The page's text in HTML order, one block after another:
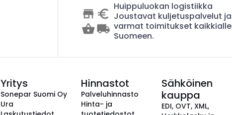
Huippuluokan logistiikka
Joustavat kuljetuspalvelut ja
varmat toimitukset kaikkialle
Suomeen.
Yritys
Sonepar Suomi Oy
Ura
Hinnastot
Palveluhinnasto
Hinta- ja
Sähköinen
kauppa
EDI, OVT, XML,